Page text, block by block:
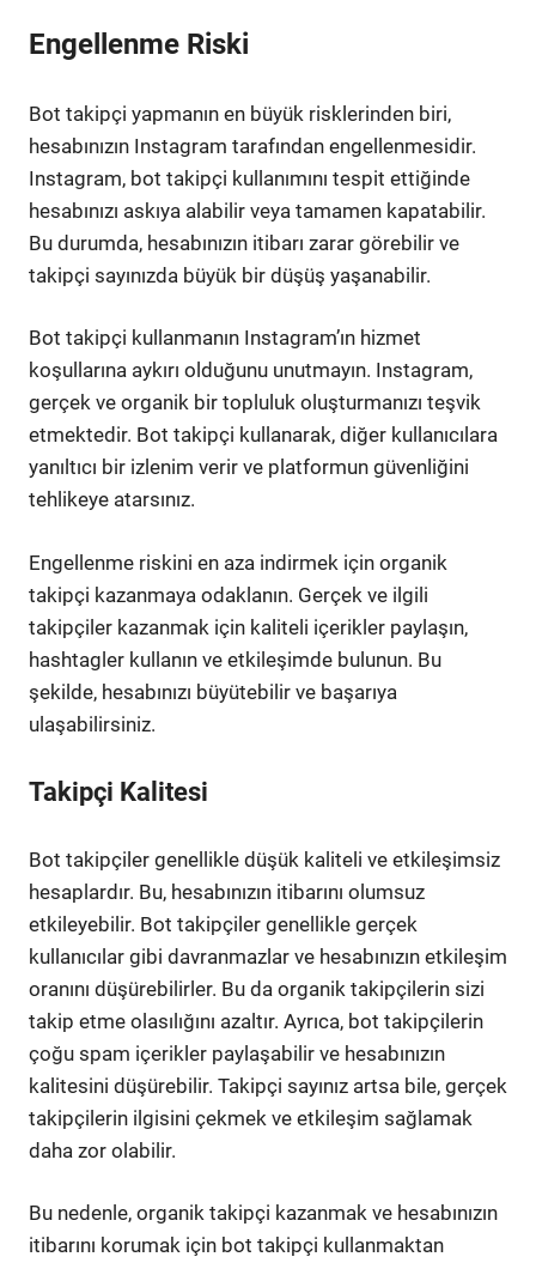
Engellenme Riski
Bot takipçi yapmanın en büyük risklerinden biri,
hesabınızın Instagram tarafından engellenmesidir.
Instagram, bot takipçi kullanımını tespit ettiğinde
hesabınızı askıya alabilir veya tamamen kapatabilir.
Bu durumda, hesabınızın itibarı zarar görebilir ve
takipçi sayınızda büyük bir düşüş yaşanabilir.
Bot takipçi kullanmanın Instagram’ın hizmet
koşullarına aykırı olduğunu unutmayın. Instagram,
gerçek ve organik bir topluluk oluşturmanızı teşvik
etmektedir. Bot takipçi kullanarak, diğer kullanıcılara
yanıltıcı bir izlenim verir ve platformun güvenliğini
tehlikeye atarsınız.
Engellenme riskini en aza indirmek için organik
takipçi kazanmaya odaklanın. Gerçek ve ilgili
takipçiler kazanmak için kaliteli içerikler paylaşın,
hashtagler kullanın ve etkileşimde bulunun. Bu
şekilde, hesabınızı büyütebilir ve başarıya
ulaşabilirsiniz.
Takipçi Kalitesi
Bot takipçiler genellikle düşük kaliteli ve etkileşimsiz
hesaplardır. Bu, hesabınızın itibarını olumsuz
etkileyebilir. Bot takipçiler genellikle gerçek
kullanıcılar gibi davranmazlar ve hesabınızın etkileşim
oranını düşürebilirler. Bu da organik takipçilerin sizi
takip etme olasılığını azaltır. Ayrıca, bot takipçilerin
çoğu spam içerikler paylaşabilir ve hesabınızın
kalitesini düşürebilir. Takipçi sayınız artsa bile, gerçek
takipçilerin ilgisini çekmek ve etkileşim sağlamak
daha zor olabilir.
Bu nedenle, organik takipçi kazanmak ve hesabınızın
itibarını korumak için bot takipçi kullanmaktan